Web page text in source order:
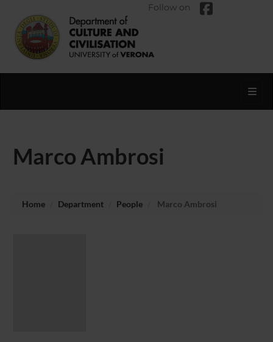
Follow on
Marco Ambrosi
Home Department People Marco Ambrosi